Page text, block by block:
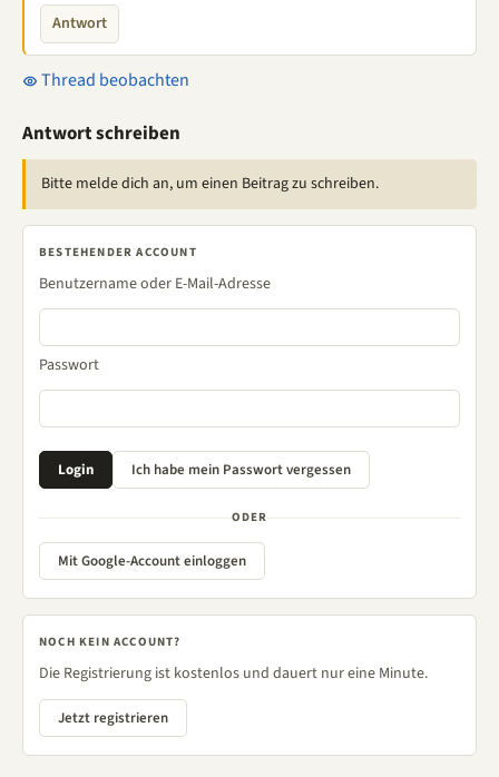
Antwort
Thread beobachten
Antwort schreiben
Bitte melde dich an, um einen Beitrag zu schreiben.
BESTEHENDER ACCOUNT
Benutzername oder E-Mail-Adresse
Passwort
ODER
Mit Google-Account einloggen
NOCH KEIN ACCOUNT?
Die Registrierung ist kostenlos und dauert nur eine Minute.
Jetzt registrieren